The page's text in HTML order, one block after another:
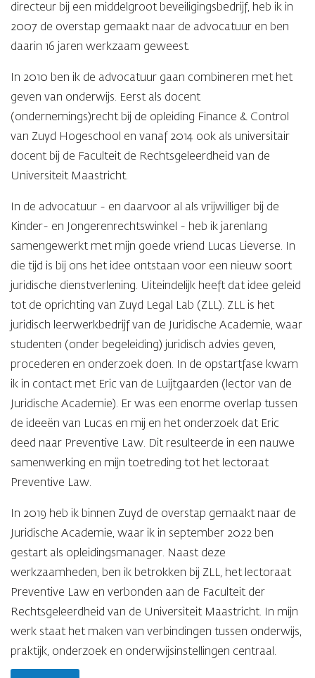
directeur bij een middelgroot beveiligingsbedrijf, heb ik in
2007 de overstap gemaakt naar de advocatuur en ben
daarin 16 jaren werkzaam geweest.
In 2010 ben ik de advocatuur gaan combineren met het
geven van onderwijs. Eerst als docent
(ondernemings)recht bij de opleiding Finance & Control
van Zuyd Hogeschool en vanaf 2014 ook als universitair
docent bij de Faculteit de Rechtsgeleerdheid van de
Universiteit Maastricht.
In de advocatuur - en daarvoor al als vrijwilliger bij de
Kinder- en Jongerenrechtswinkel - heb ik jarenlang
samengewerkt met mijn goede vriend Lucas Lieverse. In
die tijd is bij ons het idee ontstaan voor een nieuw soort
juridische dienstverlening. Uiteindelijk heeft dat idee geleid
tot de oprichting van Zuyd Legal Lab (ZLL). ZLL is het
juridisch leerwerkbedrijf van de Juridische Academie, waar
studenten (onder begeleiding) juridisch advies geven,
procederen en onderzoek doen. In de opstartfase kwam
ik in contact met Eric van de Luijtgaarden (lector van de
Juridische Academie). Er was een enorme overlap tussen
de ideeën van Lucas en mij en het onderzoek dat Eric
deed naar Preventive Law. Dit resulteerde in een nauwe
samenwerking en mijn toetreding tot het lectoraat
Preventive Law.
In 2019 heb ik binnen Zuyd de overstap gemaakt naar de
Juridische Academie, waar ik in september 2022 ben
gestart als opleidingsmanager. Naast deze
werkzaamheden, ben ik betrokken bij ZLL, het lectoraat
Preventive Law en verbonden aan de Faculteit der
Rechtsgeleerdheid van de Universiteit Maastricht. In mijn
werk staat het maken van verbindingen tussen onderwijs,
praktijk, onderzoek en onderwijsinstellingen centraal.